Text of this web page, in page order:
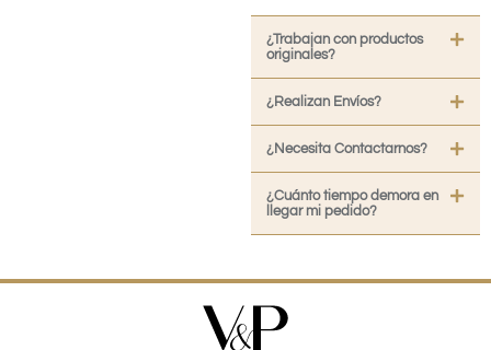
¿Trabajan con productos
originales?
¿Realizan Envíos?
¿Necesita Contactarnos?
¿Cuánto tiempo demora en
llegar mi pedido?